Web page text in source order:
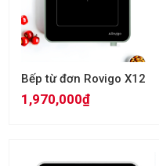
Bếp từ đơn Rovigo X12
1,970,000₫